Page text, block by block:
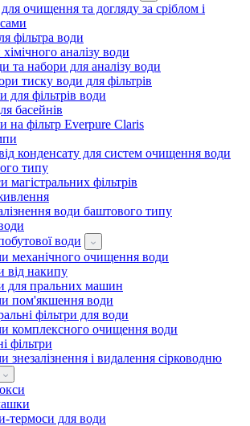
очищення та догляду за сріблом і
фільтра води
аналізу води
та набори для аналізу води
тиску води для фільтрів
для фільтрів води
басейнів
на фільтр Everpure Claris
конденсату для систем очищення води
типу
магістральних фільтрів
води баштового типу
води
механічного очищення води
від накипу
для пральних машин
пом'якшення води
фільтри для води
комплексного очищення води
фільтри
знезалізнення і видалення сірководню
термоси для води